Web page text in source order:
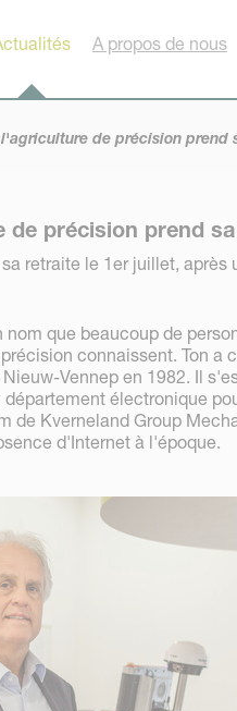
A propos de nous
de précision prend
de précision prend
retraite le 1er juillet, après
nom que beaucoup de
connaissent. Ton a
Vennep en 1982. Il
électronique
de Kverneland Group
d'Internet à l'époque.